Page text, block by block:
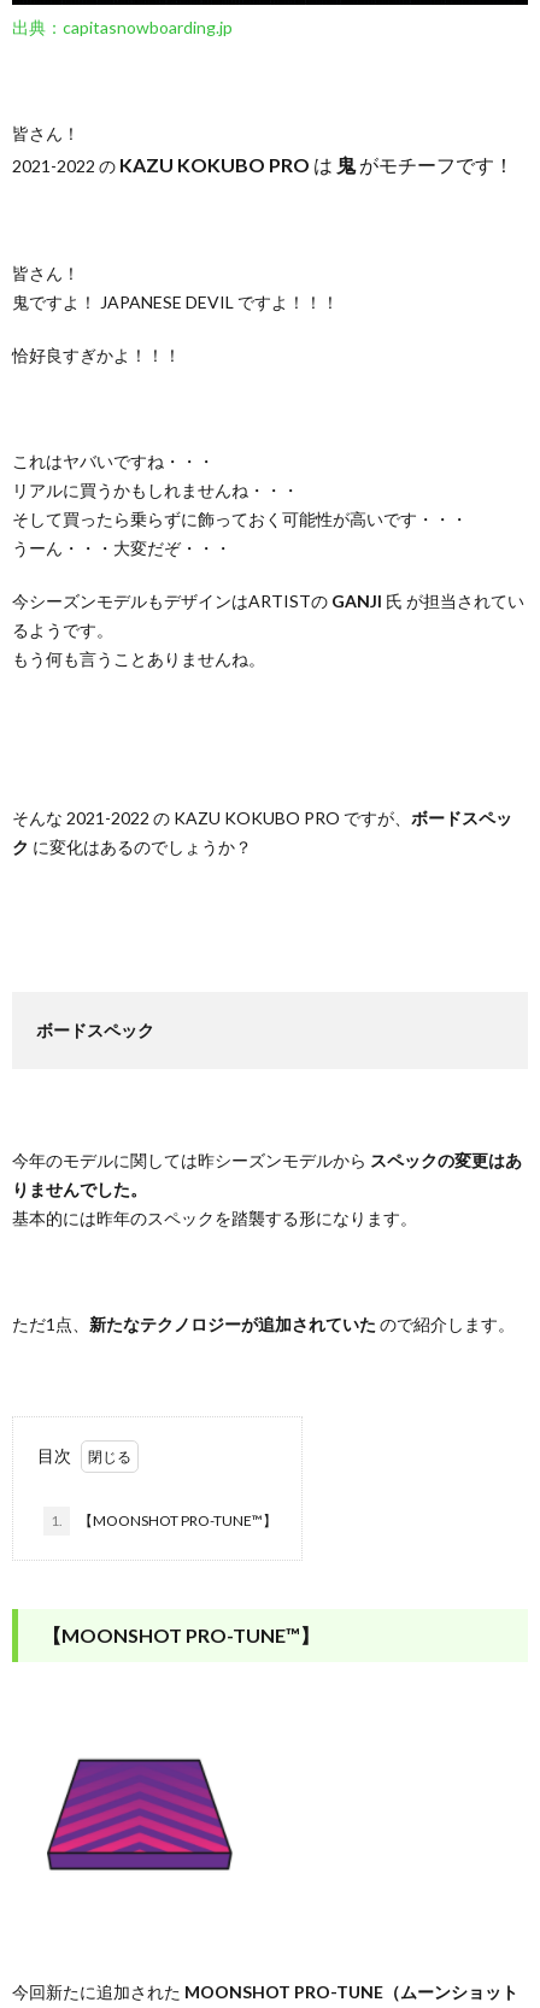
出典：capitasnowboarding.jp
皆さん！
2021-2022 の KAZU KOKUBO PRO は 鬼 がモチーフです！
皆さん！
鬼ですよ！ JAPANESE DEVIL ですよ！！！
恰好良すぎかよ！！！
これはヤバいですね・・・
リアルに買うかもしれませんね・・・
そして買ったら乗らずに飾っておく可能性が高いです・・・
うーん・・・大変だぞ・・・
今シーズンモデルもデザインはARTISTの GANJI 氏 が担当されてい
るようです。
もう何も言うことありませんね。
そんな 2021-2022 の KAZU KOKUBO PRO ですが、 ボードスペッ
ク に変化はあるのでしょうか？
ボードスペック
今年のモデルに関しては昨シーズンモデルから スペックの変更はあ
りませんでした。
基本的には昨年のスペックを踏襲する形になります。
ただ1点、 新たなテクノロジーが追加されていた ので紹介します。
目次
1. 【MOONSHOT PRO-TUNE™】
【MOONSHOT PRO-TUNE™】
今回新たに追加された MOONSHOT PRO-TUNE（ムーンショット